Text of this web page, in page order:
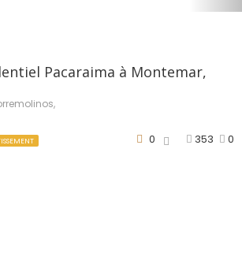
Pacaraima à Montemar,
353 0
0